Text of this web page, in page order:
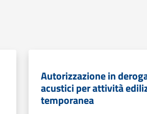
Autorizzazione in
acustici per attività
temporanea